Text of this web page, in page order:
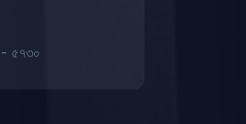
- ৫৭৩০